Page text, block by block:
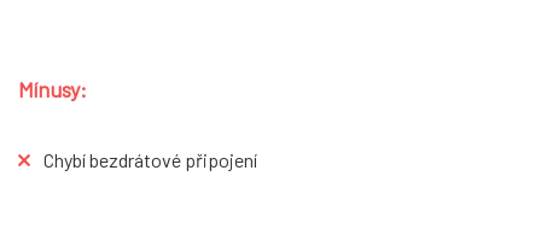
Mínusy:
Chybí bezdrátové připojení